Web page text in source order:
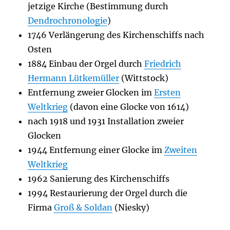
jetzige Kirche (Bestimmung durch
Dendrochronologie)
1746 Verlängerung des Kirchenschiffs nach
Osten
1884 Einbau der Orgel durchFriedrich
Hermann Lütkemüller (Wittstock)
Entfernung zweier Glocken imErsten
Weltkrieg (davon eine Glocke von 1614)
nach 1918 und 1931 Installation zweier
Glocken
1944 Entfernung einer Glocke im Zweiten
Weltkrieg
1962 Sanierung des Kirchenschiffs
1994 Restaurierung der Orgel durch die
FirmaGroß & Soldan (Niesky)